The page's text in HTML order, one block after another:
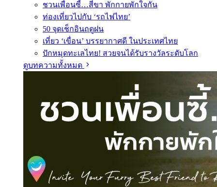
ชวนเพื่อนซี้…สี่ขา พักกายพักใจกัน
ท่องเที่ยวไปกับ ‘รถไฟไทย’
50 จุดเช็กอินฤดูฝน
เที่ยว ‘เขื่อน’ บรรยากาศดี ในประเทศไทย
ปักหมุดทะเลไทย! สวยจนได้รับรางวัลระดับโลก
ดูบทความทั้งหมด